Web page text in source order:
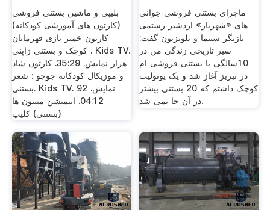
بلیپی و ماشین بستنی فروشی
(کارتون های آموزشی کودکانه)
کارتون خمیر بازی قهرمانان
کوچک و بستنی ژاپنی . Kids TV.
هزار نمایش. 35:29. کارتون شاد
و موزیکال کودکانه جوجو : شعر
بستنی. Kids TV. 92 نمایش.
04:12. انیمیشن مینیون ها
(بستنی) کلیپ
ماجرای بستنی فروشی جوانی
های «شهریار» اردشیر رستمی
بازیگر سینما و تلویزیون گفت:
سیر تاریخی زندگی من در
10سالگی با بستنی فروشی ام
در تبریز آغاز شد و یک یونولیت
کوچک داشتم که 20 بستنی بیشتر
در آن جا نمی شد.